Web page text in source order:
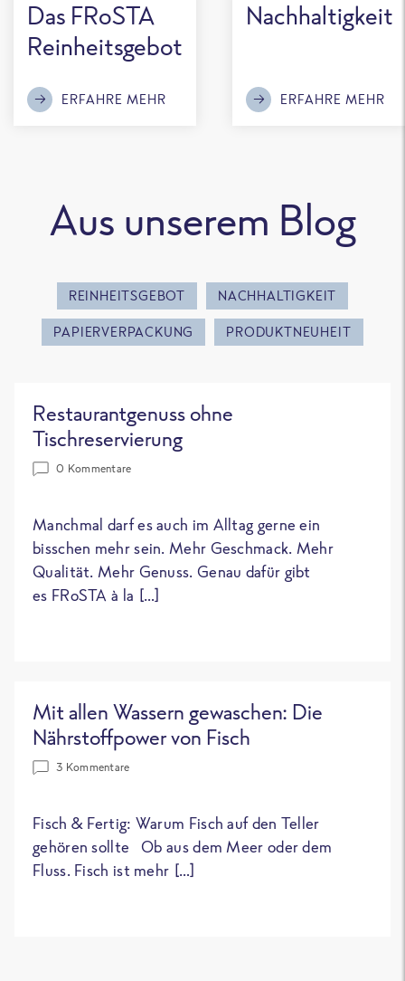
Das FRoSTA
Reinheitsgebot
ERFAHRE MEHR
Nachhaltigkeit
ERFAHRE MEHR
Aus unserem Blog
REINHEITSGEBOT NACHHALTIGKEIT
PAPIERVERPACKUNG PRODUKTNEUHEIT
Restaurantgenuss ohne
Tischreservierung
0 Kommentare
Manchmal darf es auch im Alltag gerne ein
bisschen mehr sein. Mehr Geschmack. Mehr
Qualität. Mehr Genuss. Genau dafür gibt
es FRoSTA à la […]
Mit allen Wassern gewaschen: Die
Nährstoffpower von Fisch
3 Kommentare
Fisch & Fertig: Warum Fisch auf den Teller
gehören sollte Ob aus dem Meer oder dem
Fluss. Fisch ist mehr […]